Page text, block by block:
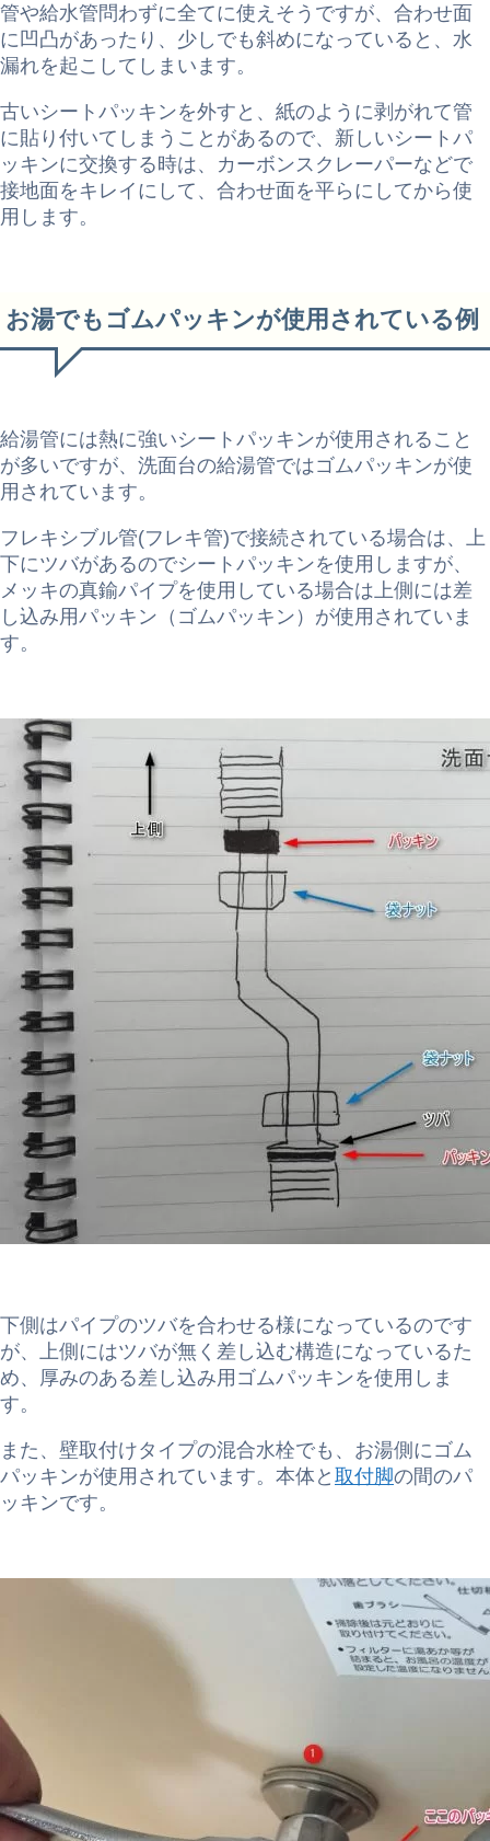
管や給水管問わずに全てに使えそうですが、合わせ面
に凹凸があったり、少しでも斜めになっていると、水
漏れを起こしてしまいます。
古いシートパッキンを外すと、紙のように剥がれて管
に貼り付いてしまうことがあるので、新しいシートパ
ッキンに交換する時は、カーボンスクレーパーなどで
接地面をキレイにして、合わせ面を平らにしてから使
用します。
お湯でもゴムパッキンが使用されている例
給湯管には熱に強いシートパッキンが使用されること
が多いですが、洗面台の給湯管ではゴムパッキンが使
用されています。
フレキシブル管(フレキ管)で接続されている場合は、上
下にツバがあるのでシートパッキンを使用しますが、
メッキの真鍮パイプを使用している場合は上側には差
し込み用パッキン（ゴムパッキン）が使用されていま
す。
下側はパイプのツバを合わせる様になっているのです
が、上側にはツバが無く差し込む構造になっているた
め、厚みのある差し込み用ゴムパッキンを使用しま
す。
また、壁取付けタイプの混合水栓でも、お湯側にゴム
パッキンが使用されています。本体と 取付脚の間のパ
ッキンです。